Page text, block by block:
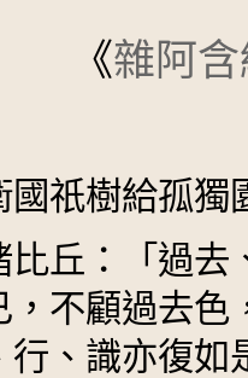
《雜阿
國祇樹給孤獨
比丘：「過
，不顧過去
行、識亦復如